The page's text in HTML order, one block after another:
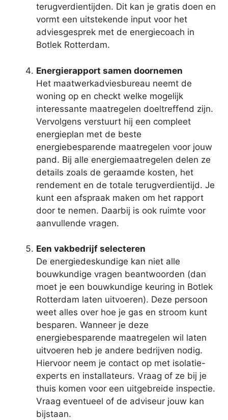
terugverdientijden. Dit kan je gratis doen en
vormt een uitstekende input voor het
adviesgesprek met de energiecoach in
Botlek Rotterdam.
Energierapport samen doornemen
Het maatwerkadviesbureau neemt de
woning op en checkt welke mogelijk
interessante maatregelen doeltreffend zijn.
Vervolgens verstuurt hij een compleet
energieplan met de beste
energiebesparende maatregelen voor jouw
pand. Bij alle energiemaatregelen delen ze
details zoals de geraamde kosten, het
rendement en de totale terugverdientijd. Je
kunt een afspraak maken om het rapport
door te nemen. Daarbij is ook ruimte voor
aanvullende vragen.
Een vakbedrijf selecteren
De energiedeskundige kan niet alle
bouwkundige vragen beantwoorden (dan
moet je een bouwkundige keuring in Botlek
Rotterdam laten uitvoeren). Deze persoon
weet alles over hoe je gas en stroom kunt
besparen. Wanneer je deze
energiebesparende maatregelen wil laten
uitvoeren heb je andere bedrijven nodig.
Hiervoor neem je contact op met isolatie-
experts en installateurs. Vraag of ze bij je
thuis komen voor een uitgebreide inspectie.
Vraag eventueel of de adviseur jouw kan
bijstaan.